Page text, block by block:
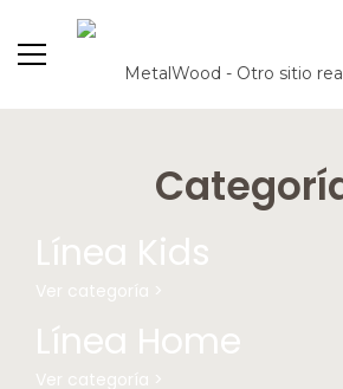
Línea Kids
Ver categoría >
Línea Home
Ver categoría >